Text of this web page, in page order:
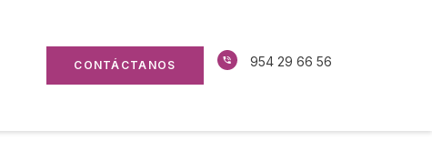
CONTÁCTANOS 954 29 66 56